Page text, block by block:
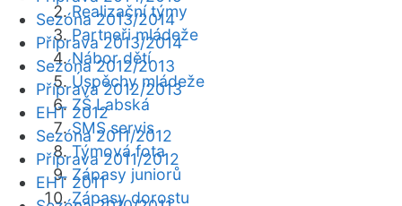
Realizační týmy
Partneři mládeže
Nábor dětí
Úspěchy mládeže
ZŠ Labská
SMS servis
Týmová fota
Zápasy juniorů
Zápasy dorostu
Sezóna 2013/2014
Příprava 2013/2014
Sezóna 2012/2013
Příprava 2012/2013
EHT 2012
Sezóna 2011/2012
Příprava 2011/2012
EHT 2011